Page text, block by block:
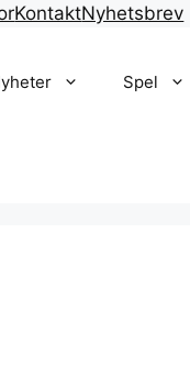
KontaktNyhetsbrev
Spel